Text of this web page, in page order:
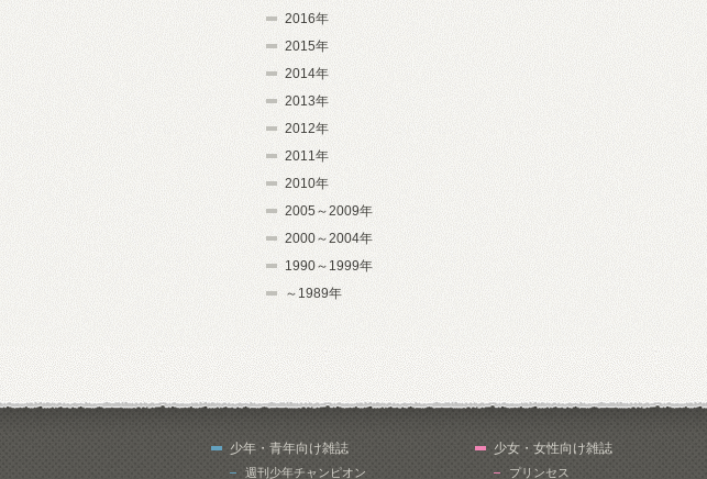
2016年
2015年
2014年
2013年
2012年
2011年
2010年
2005～2009年
2000～2004年
1990～1999年
～1989年
少年・青年向け雑誌
週刊少年チャンピオン
少女・女性向け雑誌
プリンセス